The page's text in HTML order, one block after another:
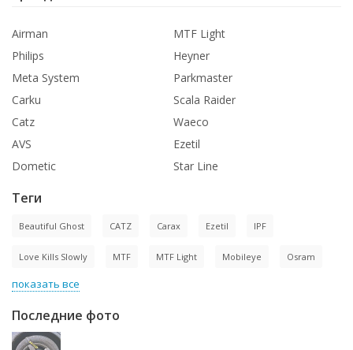
Airman
MTF Light
Philips
Heyner
Meta System
Parkmaster
Carku
Scala Raider
Catz
Waeco
AVS
Ezetil
Dometic
Star Line
Теги
Beautiful Ghost CATZ Carax Ezetil IPF
Love Kills Slowly MTF MTF Light Mobileye Osram
показать все
Последние фото